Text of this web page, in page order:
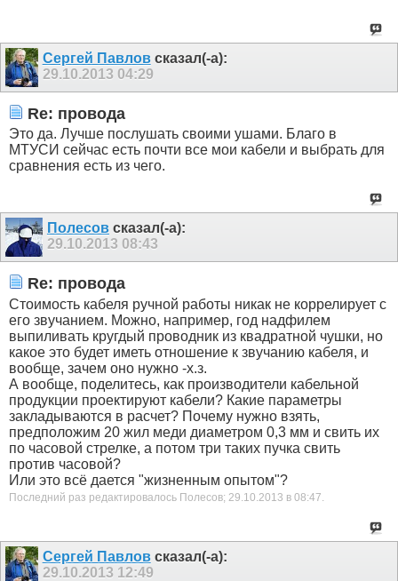
Сергей Павловсказал(-а):
29.10.2013 04:29
Re: провода
Это да. Лучше послушать своими ушами. Благо в
МТУСИ сейчас есть почти все мои кабели и выбрать для
сравнения есть из чего.
Полесовсказал(-а):
29.10.2013 08:43
Re: провода
Стоимость кабеля ручной работы никак не коррелирует с
его звучанием. Можно, например, год надфилем
выпиливать кругдый проводник из квадратной чушки, но
какое это будет иметь отношение к звучанию кабеля, и
вообще, зачем оно нужно -х.з.
А вообще, поделитесь, как производители кабельной
продукции проектируют кабели? Какие параметры
закладываются в расчет? Почему нужно взять,
предположим 20 жил меди диаметром 0,3 мм и свить их
по часовой стрелке, а потом три таких пучка свить
против часовой?
Или это всё дается "жизненным опытом"?
Последний раз редактировалось Полесов; 29.10.2013 в 08:47
Сергей Павловсказал(-а):
29.10.2013 12:49